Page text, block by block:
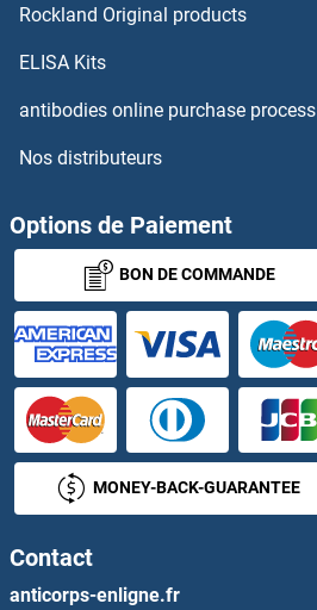
LIMD1 Anticorps
LIMD2 Anticorps
LIME Anticorps
LIMK2 Anticorps
LIMS1 Anticorps
LIMS2 Anticorps
LIN28A Anticorps
LIN28B Anticorps
LIN37 Anticorps
Rockland Original products
ELISA Kits
antibodies online purchase process
Nos distributeurs
Options de Paiement
BON DE COMMANDE
MONEY-BACK-GUARANTEE
Contact
anticorps-enligne.fr